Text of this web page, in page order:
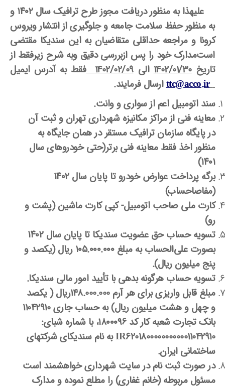
علیهذا به منظور دریافت مجوز طرح ترافیک سال ۱۴۰۲ و
به منظور حفظ سلامت جامعه و جلوگیری از انتشار ویروس
کرونا و مراجعه حداقلی متقاضیان به این سندیکا مقتضی
است‌مدارک خود را پس ازبررسی دقیق وبه شرح زیرفقط از
تاریخ1402/01/30الی1402/02/09 فقط به آدرس ایمیل
ttc@acco.irارسال فرمایند.
سند اتومبیل اعم از سواری و وانت.
معاینه فنی از مراکز مکانیزه شهرداری تهران و ثبت آن
در پایگاه سازمان ترافیک مستقر در همان جایگاه به
منظور اخذفقط معاینه فنی برتر(حتی خودروهای سال
۱۴۰۱)
برگه پرداخت عوارض خودرو تا پایان سال ۱۴۰۲
(مفاصاحساب)
کارت ملی صاحب اتومبیل- کپی کارت ماشین (پشت و
رو)
تسویه حساب حق عضویت سندیکا تا پایان سال ۱۴۰۲
بصورت علی‌الحساب به مبلغ ۱۰۵.۰۰۰.۰۰۰
ریال (یکصد و
پنج میلیونریال).
تسویه حساب هرگونه بدهی با تأیید امور مالی سندیکا.
مبلغ قابل واریزی برای هر آرم148.000.000ریال ( یکصد
و چهل و هشت میلیون ریال) به حساب جاری11042910
بانک تجارت شعبه کار کد ۱۸۰۰۰۹۶، با شماره شبای:
IR620180000000000011042910
به نام سندیکای شرکتهای
ساختمانی ایران.
در صورت ثبت نام در سایت شهرداری خواهشمند است
مسئول مربوطه (خانم غفاری) را مطلع نموده و مدارک